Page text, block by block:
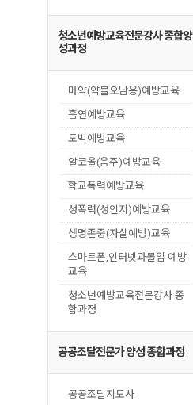
청소년예방교육전문강사 종합양
성과정
마약(약물오남용)예방교육
흡연예방교육
도박예방교육
알코올(음주)예방교육
학교폭력예방교육
성폭력(성인지)예방교육
생명존중(자살예방)교육
스마트폰,인터넷과몰입 예방
교육
청소년예방교육전문강사 종
합과정
공공조달전문가 양성 종합과정
공공조달지도사